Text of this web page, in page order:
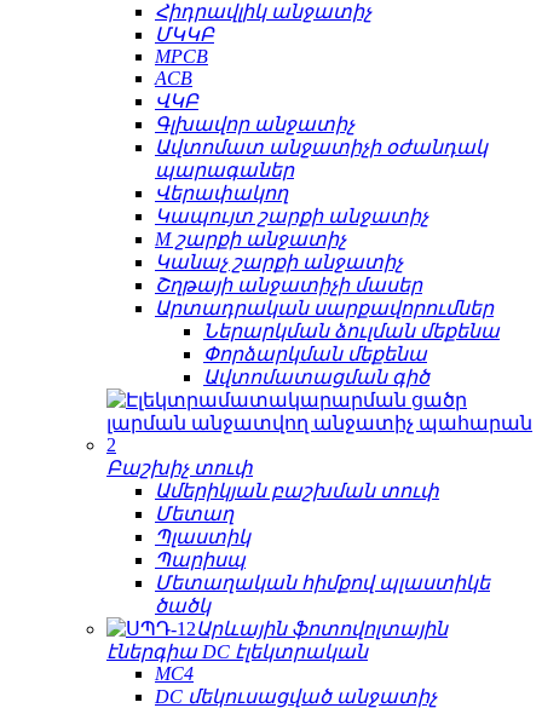
Հիդրավլիկ անջատիչ
ՄԿԿԲ
MPCB
ACB
ՎԿԲ
Գլխավոր անջատիչ
Ավտոմատ անջատիչի օժանդակ
պարագաներ
Վերափակող
Կապույտ շարքի անջատիչ
M շարքի անջատիչ
Կանաչ շարքի անջատիչ
Շղթայի անջատիչի մասեր
Արտադրական սարքավորումներ
Ներարկման ձուլման մեքենա
Փորձարկման մեքենա
Ավտոմատացման գիծ
Բաշխիչ տուփ
Ամերիկյան բաշխման տուփ
Մետաղ
Պլաստիկ
Պարիսպ
Մետաղական հիմքով պլաստիկե
ծածկ
Արևային ֆոտովոլտային
էներգիա DC էլեկտրական
MC4
DC մեկուսացված անջատիչ